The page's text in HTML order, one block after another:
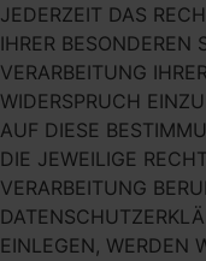
JEDERZEIT DAS
IHRER BESONDEREN
VERARBEITUNG
WIDERSPRUCH
AUF DIESE
DIE JEWEILIGE
VERARBEITUNG
EINLEGEN, WERDEN